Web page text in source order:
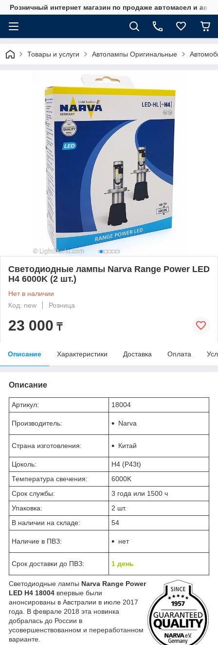
Розничный интернет магазин по продаже автомасел и
Товары и услуги Автолампы Оригинальные
Светодиодные лампы Narva Range Power LED
H4 6000K (2 шт.)
Нет в наличии
Код: new
Розница
23 000 ₸
Описание Характеристики Доставка Оплата
Описание
Артикул: 18004
Производитель: Narva
Страна изготовления: Китай
Цоколь:
H4 (P43t)
Температура свечения:
6000K
Срок службы:
3 года или 1500 ч
Упаковка:
2 шт.
В наличии на складе:
54
Наличие в ПВЗ: нет
Срок доставки до ПВЗ: 1 день
Светодиодные лампы Narva Range Power
LED H4 18004 впервые были
анонсированы в Австралии в июле 2017
года. В феврале 2018 эта новинка
добралась до России в
усовершенствованном и переработанном
варианте.